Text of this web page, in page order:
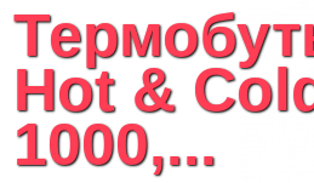
Текстиль для ванной
Кухонные
Кухонный текстиль
Фоторамки и
Hot &
1000,...